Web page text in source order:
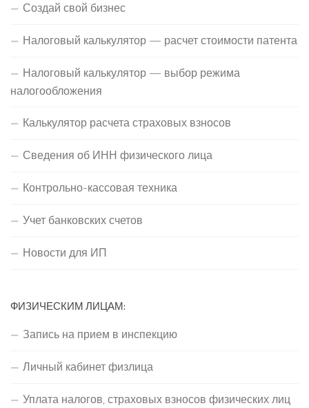
Создай свой бизнес
Налоговый калькулятор — расчет стоимости патента
Налоговый калькулятор — выбор режима
налогообложения
Калькулятор расчета страховых взносов
Сведения об ИНН физического лица
Контрольно-кассовая техника
Учет банковских счетов
Новости для ИП
ФИЗИЧЕСКИМ ЛИЦАМ:
Запись на прием в инспекцию
Личный кабинет физлица
Уплата налогов, страховых взносов физических лиц